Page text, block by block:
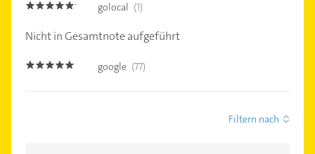
5.0 golocal (1)
Nicht in Gesamtnote aufgeführt
4.8 google (77)
Filtern nach